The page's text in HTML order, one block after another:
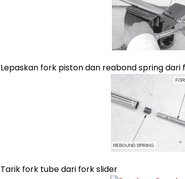
Lepaskan fork piston dan reabond spring dari
Tarik fork tube dari fork slider